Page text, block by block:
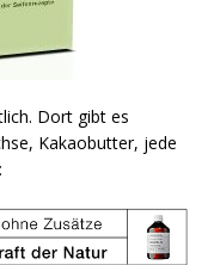
Dort gibt es
Kakaobutter, jede